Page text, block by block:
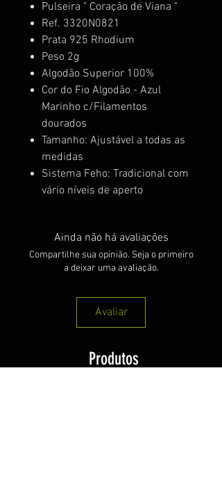
Pulseira " Coração de Viana "
Ref. 3320N0821
Prata 925 Rhodium
Peso 2g
Algodão Superior 100%
Cor do Fio Algodão - Azul
Marinho c/Filamentos
dourados
Tamanho: Ajustável a todas as
medidas
Sistema Feho: Tradicional com
vário níveis de aperto
Ainda não há avaliações
Compartilhe sua opinião. Seja o primeiro
a deixar uma avaliação.
Avaliar
Produtos